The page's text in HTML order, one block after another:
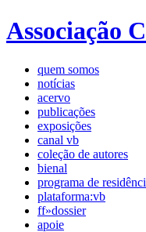
Associação
quem somos
notícias
acervo
publicações
exposições
canal vb
coleção de autores
bienal
programa de
plataforma:vb
ff»dossier
apoie